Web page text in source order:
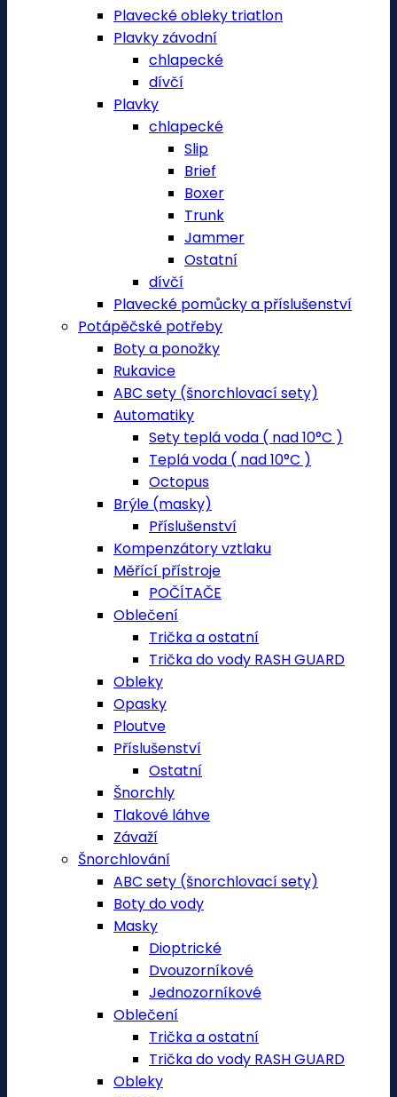
Plavecké obleky triatlon
Plavky závodní
chlapecké
dívčí
Plavky
chlapecké
Slip
Brief
Boxer
Trunk
Jammer
Ostatní
dívčí
Plavecké pomůcky a příslušenství
Potápěčské potřeby
Boty a ponožky
Rukavice
ABC sety (šnorchlovací sety)
Automatiky
Sety teplá voda ( nad 10°C )
Teplá voda ( nad 10°C )
Octopus
Brýle (masky)
Příslušenství
Kompenzátory vztlaku
Měřící přístroje
POČÍTAČE
Oblečení
Trička a ostatní
Trička do vody RASH GUARD
Obleky
Opasky
Ploutve
Příslušenství
Ostatní
Šnorchly
Tlakové láhve
Závaží
Šnorchlování
ABC sety (šnorchlovací sety)
Boty do vody
Masky
Dioptrické
Dvouzorníkové
Jednozorníkové
Oblečení
Trička a ostatní
Trička do vody RASH GUARD
Obleky